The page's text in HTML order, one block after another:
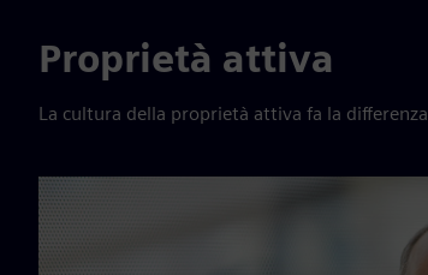
Proprietà attiva
La cultura della proprietà attiva fa la differenza